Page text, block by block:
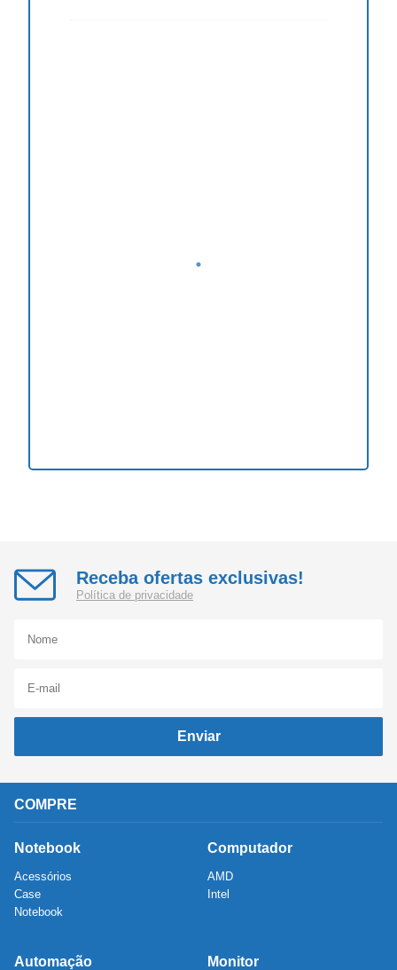
Receba ofertas exclusivas!
Política de privacidade
Enviar
COMPRE
Notebook
Acessórios
Case
Notebook
Computador
AMD
Intel
Automação Monitor